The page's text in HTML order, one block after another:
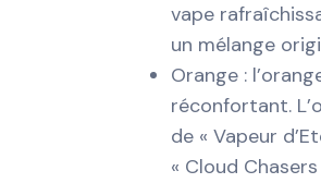
vape
un mélange
Orange :
réconfortant.
de « Vapeur
« Cloud